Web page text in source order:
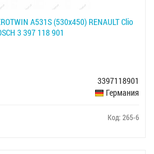
A531S (530x450) RENAULT Clio
3 397 118 901
3397118901
Германия
Код: 265-6